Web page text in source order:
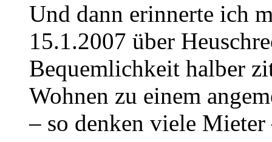
Und dann erinnerte ich
15.1.2007 über
Bequemlichkeit halber
Wohnen zu einem
– so denken viele